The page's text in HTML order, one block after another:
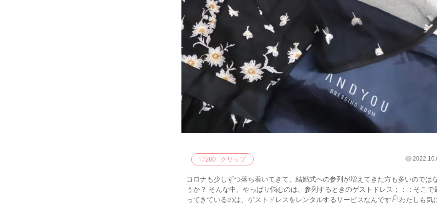
♡260 クリップ
コロナも少しずつ落ち着いてきて、結婚式への参列が増えてきた方も多いのでは
うか？ そんな中、やっぱり悩むのは、参列するときのゲストドレス；；；そこで
ってきているのは、ゲストドレスをレンタルするサービスなんです𓍯わたしも気